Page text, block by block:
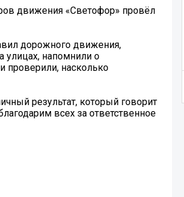
движения «Светофор» провёл
дорожного движения,
улицах, напомнили о
проверили, насколько
результат, который говорит
всех за ответственное